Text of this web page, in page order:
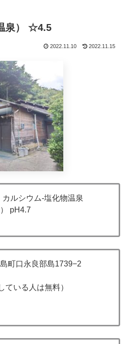
泉） ☆4.5
2022.11.10 2022.11.15
ルシウム-塩化物温泉
pH4.7
町口永良部島1739−2
ている人は無料）